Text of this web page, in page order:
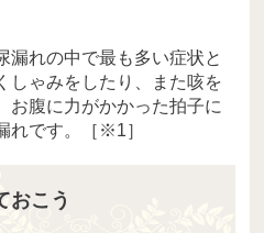
漏れの中で最も多い症状と
しゃみをしたり、また咳を
お腹に力がかかった拍子に
れです。［※1］
おこう